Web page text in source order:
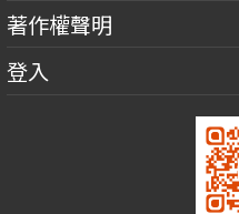
著作權聲明
登入